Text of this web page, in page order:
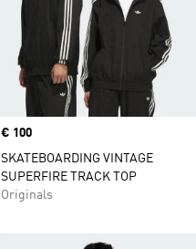
Price
€ 100
SKATEBOARDING VINTAGE
SUPERFIRE TRACK TOP
Originals